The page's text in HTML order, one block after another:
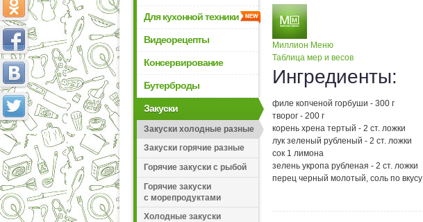
Для кухонной техники
Видеорецепты
Консервирование
Бутерброды
Закуски
Закуски холодные разные
Закуски горячие разные
Горячие закуски с рыбой
Горячие закуски
с морепродуктами
Холодные закуски
Миллион Меню
Таблица мер и весов
Ингредиенты:
филе копченой горбуши - 300 г
творог - 200 г
корень хрена тертый - 2 ст. ложки
лук зеленый рубленый - 2 ст. ложки
сок 1 лимона
зелень укропа рубленая - 2 ст. ложки
перец черный молотый, соль по вкусу